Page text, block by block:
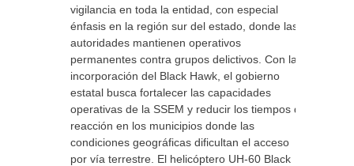
vigilancia en toda la entidad, con especial
énfasis en la región sur del estado, donde las
autoridades mantienen operativos
permanentes contra grupos delictivos. Con la
incorporación del Black Hawk, el gobierno
estatal busca fortalecer las capacidades
operativas de la SSEM y reducir los tiempos de
reacción en los municipios donde las
condiciones geográficas dificultan el acceso
por vía terrestre. El helicóptero UH-60 Black